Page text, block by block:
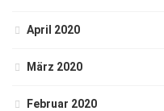
April 2020
März 2020
Februar 2020